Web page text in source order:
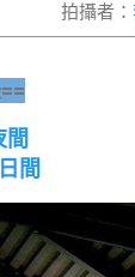
拍攝者：
間
間